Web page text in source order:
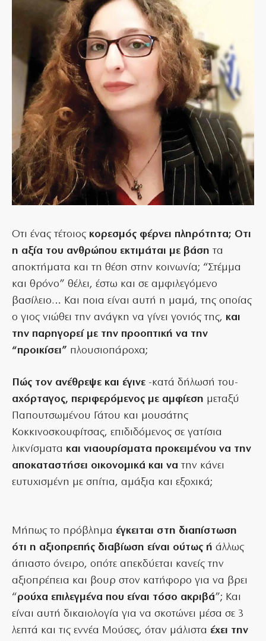
Οτι ένας τέτοιος κορεσμός φέρνει πληρότητα; Οτι
η αξία του ανθρώπου εκτιμάται με βάση τα
αποκτήματα και τη θέση στην κοινωνία; “Στέμμα
και θρόνο” θέλει, έστω και σε αμφιλεγόμενο
βασίλειο… Και ποια είναι αυτή η μαμά, της οποίας
ο γιος νιώθει την ανάγκη να γίνει γονιός της, και
την παρηγορεί με την προοπτική να την
“προικίσει” πλουσιοπάροχα;
Πώς τον ανέθρεψε και έγινε -κατά δήλωσή του-
αχόρταγος, περιφερόμενος με αμφίεση μεταξύ
Παπουτσωμένου Γάτου και μουσάτης
Κοκκινοσκουφίτσας, επιδιδόμενος σε γατίσια
λικνίσματα και νιαουρίσματα προκειμένου να την
αποκαταστήσει οικονομικά και να την κάνει
ευτυχισμένη με σπίτια, αμάξια και εξοχικά;
Μήπως το πρόβλημα έγκειται στη διαπίστωση
ότι η αξιοπρεπής διαβίωση είναι ούτως ή άλλως
άπιαστο όνειρο, οπότε απεκδύεται κανείς την
αξιοπρέπεια και βουρ στον κατήφορο για να βρει
“ρούχα επιλεγμένα που είναι τόσο ακριβά”; Και
είναι αυτή δικαιολογία για να σκοτώνει μέσα σε 3
λεπτά και τις εννέα Μούσες, όταν μάλιστα έχει την